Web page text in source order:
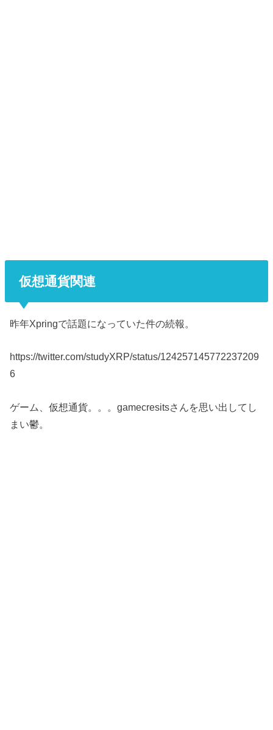
仮想通貨関連
昨年Xpringで話題になっていた件の続報。
https://twitter.com/studyXRP/status/124257145772237209
6
ゲーム、仮想通貨。。。gamecresitsさんを思い出してし
まい鬱。